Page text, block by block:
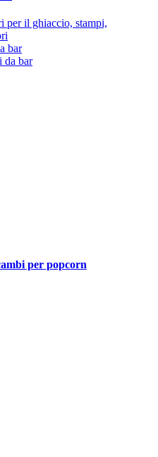
per il ghiaccio, stampi,
bar
da bar
per popcorn